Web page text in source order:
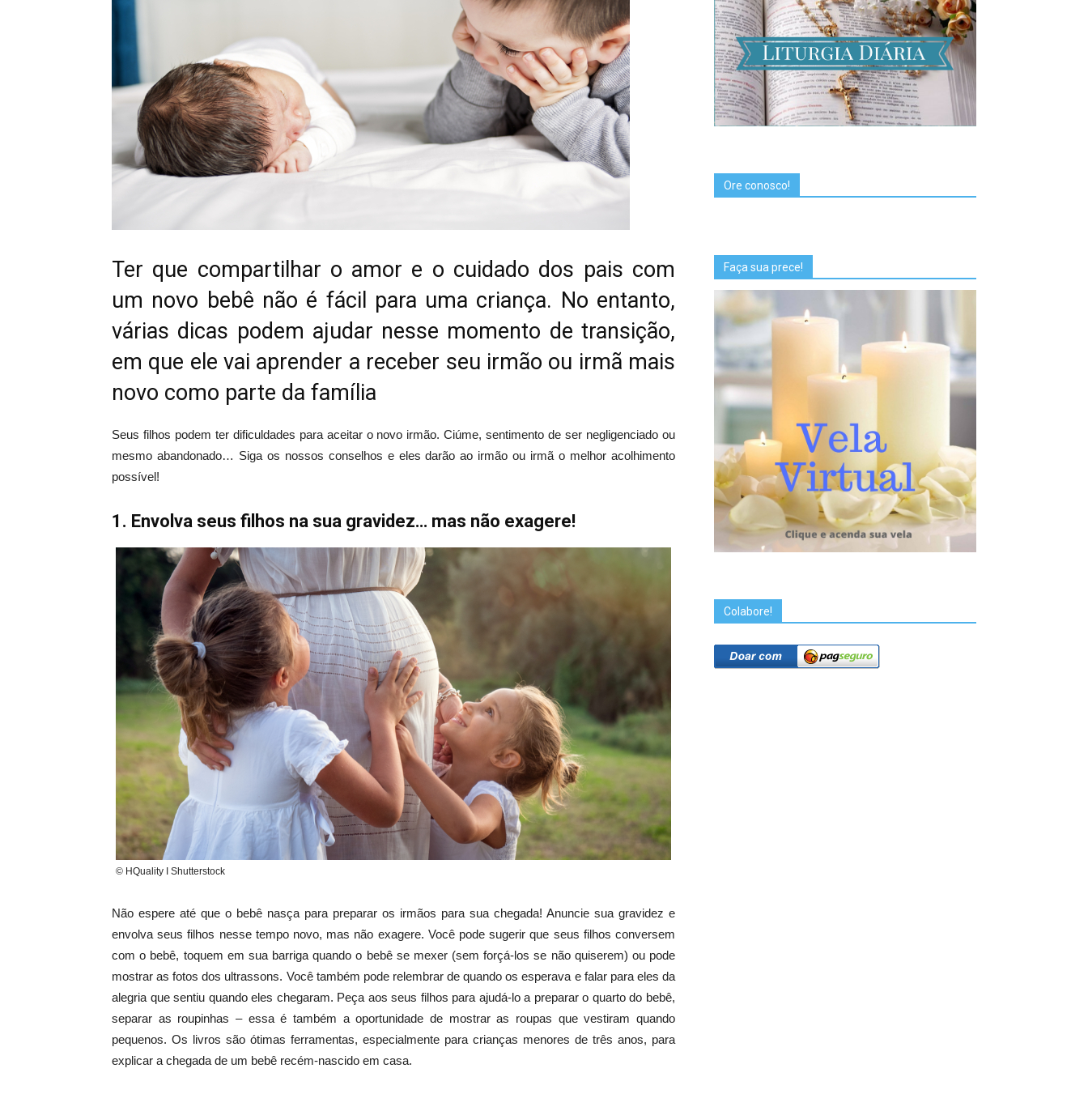
Ter que compartilhar o amor e o cuidado dos pais com
um novo bebê não é fácil para uma criança. No entanto,
várias dicas podem ajudar nesse momento de transição,
em que ele vai aprender a receber seu irmão ou irmã mais
novo como parte da família
Seus filhos podem ter dificuldades para aceitar o novo irmão. Ciúme, sentimento de ser negligenciado ou
mesmo abandonado… Siga os nossos conselhos e eles darão ao irmão ou irmã o melhor acolhimento
possível!
1. Envolva seus filhos na sua gravidez… mas não exagere!
© HQuality I Shutterstock
Não espere até que o bebê nasça para preparar os irmãos para sua chegada! Anuncie sua gravidez e
envolva seus filhos nesse tempo novo, mas não exagere. Você pode sugerir que seus filhos conversem
com o bebê, toquem em sua barriga quando o bebê se mexer (sem forçá-los se não quiserem) ou pode
mostrar as fotos dos ultrassons. Você também pode relembrar de quando os esperava e falar para eles da
alegria que sentiu quando eles chegaram. Peça aos seus filhos para ajudá-lo a preparar o quarto do bebê,
separar as roupinhas – essa é também a oportunidade de mostrar as roupas que vestiram quando
pequenos. Os livros são ótimas ferramentas, especialmente para crianças menores de três anos, para
explicar a chegada de um bebê recém-nascido em casa.
Ore conosco!
Faça sua prece!
Colabore!